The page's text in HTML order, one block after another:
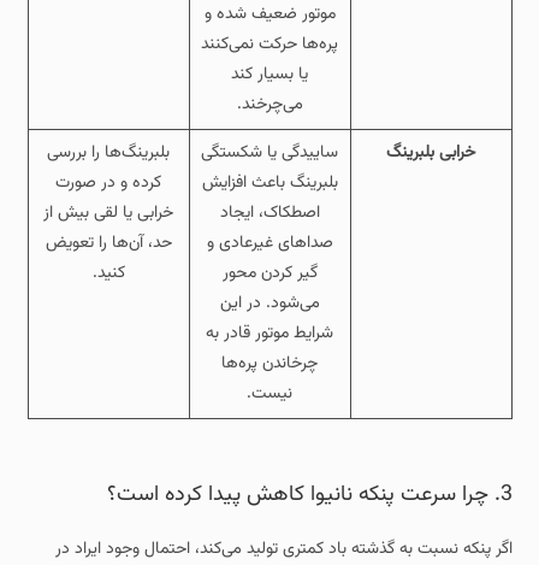
موتور ضعیف شده و
پره‌ها حرکت نمی‌کنند
یا بسیار کند
می‌چرخند.
خرابی بلبرینگ
ساییدگی یا شکستگی
بلبرینگ باعث افزایش
اصطکاک، ایجاد
صداهای غیرعادی و
گیر کردن محور
می‌شود. در این
شرایط موتور قادر به
چرخاندن پره‌ها
نیست.
بلبرینگ‌ها را بررسی
کرده و در صورت
خرابی یا لقی بیش از
حد، آن‌ها را تعویض
کنید.
3. چرا سرعت پنکه نانیوا کاهش پیدا کرده است؟
اگر پنکه نسبت به گذشته باد کمتری تولید می‌کند، احتمال وجود ایراد در